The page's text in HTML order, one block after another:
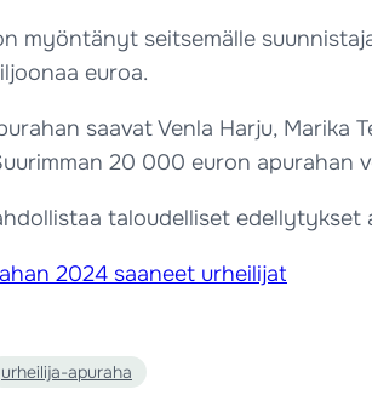
myöntänyt seitsemälle
euroa.
saavat Venla Harju, Marika
20 000 euron
taloudelliset edellytykset
2024 saaneet urheilijat
urheilija-apuraha